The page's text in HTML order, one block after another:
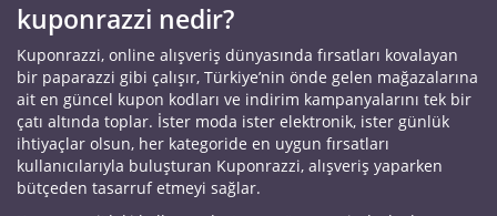
kuponrazzi nedir?
Kuponrazzi, online alışveriş dünyasında fırsatları kovalayan
bir paparazzi gibi çalışır, Türkiye’nin önde gelen mağazalarına
ait en güncel kupon kodları ve indirim kampanyalarını tek bir
çatı altında toplar. İster moda ister elektronik, ister günlük
ihtiyaçlar olsun, her kategoride en uygun fırsatları
kullanıcılarıyla buluşturan Kuponrazzi, alışveriş yaparken
bütçeden tasarruf etmeyi sağlar.